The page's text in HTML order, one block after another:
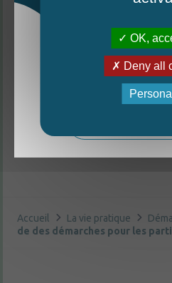
home dans son jardin ?
Direction de l'information légale et
Accueil La vie pratique
de des démarches pour les
La nouvelle édition
OK,
Deny all